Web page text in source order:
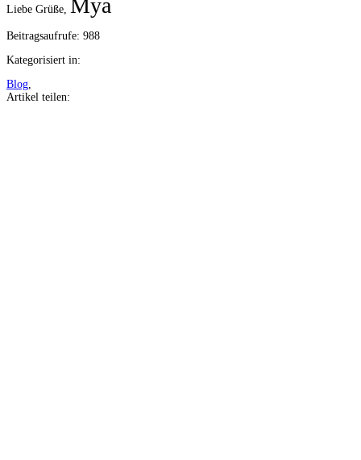
Liebe Grüße, Mya
Beitragsaufrufe: 988
Kategorisiert in:
Blog,
Artikel teilen: